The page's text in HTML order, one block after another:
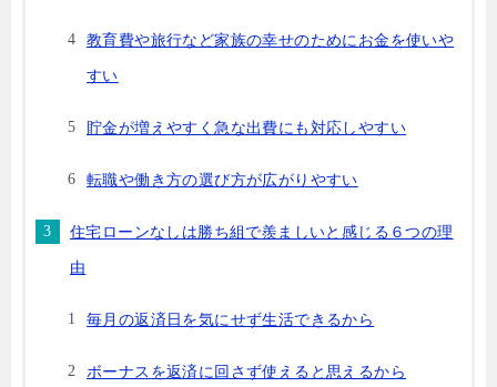
教育費や旅行など家族の幸せのためにお金を使いや
すい
貯金が増えやすく急な出費にも対応しやすい
転職や働き方の選び方が広がりやすい
住宅ローンなしは勝ち組で羨ましいと感じる６つの理
由
毎月の返済日を気にせず生活できるから
ボーナスを返済に回さず使えると思えるから